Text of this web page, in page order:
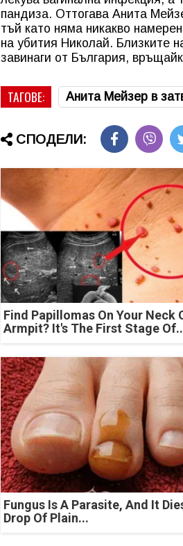
пандиза. Оттогава Анита
тъй като няма никакво
на убития Николай. Близките
завинаги от България,
ТАГОВЕ: Анита Мейзер в
СПОДЕЛИ:
Find Papillomas On Your Neck
Armpit? It's The First Stage
Fungus Is A Parasite, And It
Drop Of Plain...